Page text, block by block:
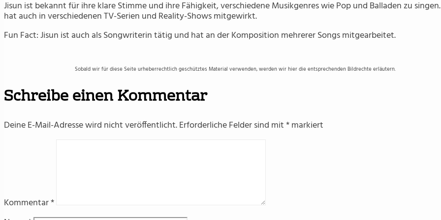
Jisun ist bekannt für ihre klare Stimme und ihre Fähigkeit, verschiedene Musikgenres wie Pop und Balladen zu
hat auch in verschiedenen TV-Serien und Reality-Shows mitgewirkt.
Fun Fact: Jisun ist auch als Songwriterin tätig und hat an der Komposition mehrerer Songs mitgearbeitet.
Sobald wir für diese Seite urheberrechtlich geschütztes Material verwenden, werden wir hier die entsprechenden Bildrechte erläutern.
Schreibe einen Kommentar
Deine E-Mail-Adresse wird nicht veröffentlicht.Erforderliche Felder sind mit*markiert
Kommentar*